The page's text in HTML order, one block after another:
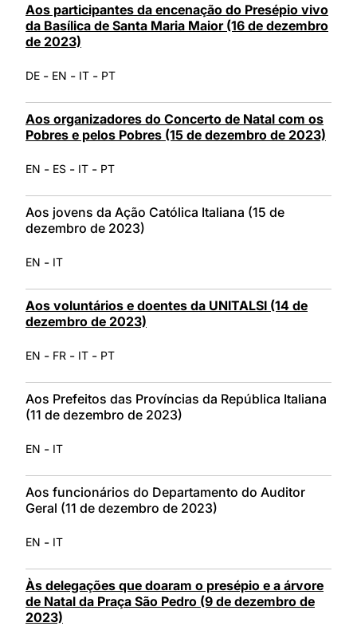
Aos participantes da encenação do Presépio vivo
da Basílica de Santa Maria Maior (16 de dezembro
de 2023)
DE - EN - IT - PT
Aos organizadores do Concerto de Natal com os
Pobres e pelos Pobres (15 de dezembro de 2023)
EN - ES - IT - PT
Aos jovens da Ação Católica Italiana (15 de
dezembro de 2023)
EN - IT
Aos voluntários e doentes da UNITALSI (14 de
dezembro de 2023)
EN - FR - IT - PT
Aos Prefeitos das Províncias da República Italiana
(11 de dezembro de 2023)
EN - IT
Aos funcionários do Departamento do Auditor
Geral (11 de dezembro de 2023)
EN - IT
Às delegações que doaram o presépio e a árvore
de Natal da Praça São Pedro (9 de dezembro de
2023)